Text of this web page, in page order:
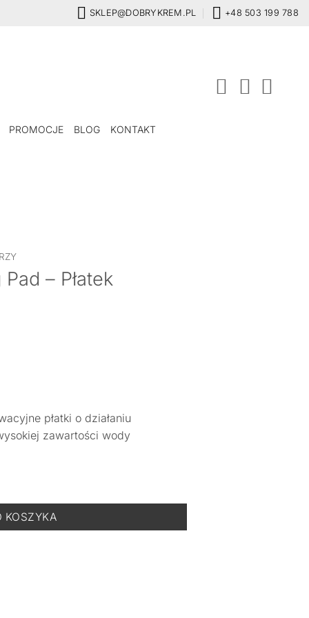
SKLEP@DOBRYKREM.PL +48 503 199 788
PROMOCJE BLOG KONTAKT
– Płatek
płatki o działaniu
zawartości wody
70 szt.
KOSZYKA